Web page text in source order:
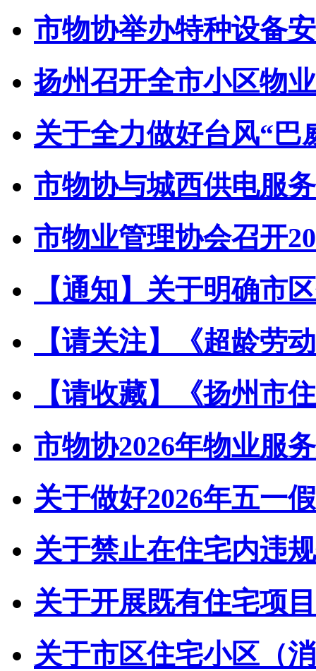
市物协举办特种设备
扬州召开全市小区物
关于全力做好台风“巴
市物协与城西供电服
市物业管理协会召开
【通知】关于明确市
【请关注】《超龄劳
【请收藏】《扬州市
市物协2026年物业服
关于做好2026年五一
关于禁止在住宅内违
关于开展既有住宅项
关于市区住宅小区（